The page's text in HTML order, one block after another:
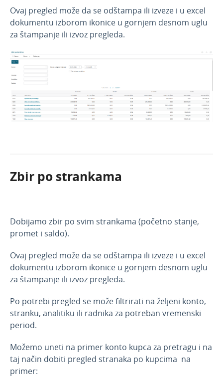
Ovaj pregled može da se odštampa ili izveze i u excel
dokumentu izborom ikonice u gornjem desnom uglu
za štampanje ili izvoz pregleda.
Zbir po strankama
Dobijamo zbir po svim strankama (početno stanje,
promet i saldo).
Ovaj pregled može da se odštampa ili izveze i u excel
dokumentu izborom ikonice u gornjem desnom uglu
za štampanje ili izvoz pregleda.
Po potrebi pregled se može filtrirati na željeni konto,
stranku, analitiku ili radnika za potreban vremenski
period.
Možemo uneti na primer konto kupca za pretragu i na
taj način dobiti pregled stranaka po kupcima na
primer: